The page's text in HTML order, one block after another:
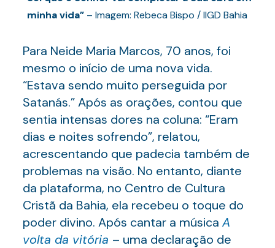
minha vida” – Imagem: Rebeca Bispo / IIGD Bahia
Para Neide Maria Marcos, 70 anos, foi
mesmo o início de uma nova vida.
“Estava sendo muito perseguida por
Satanás.” Após as orações, contou que
sentia intensas dores na coluna: “Eram
dias e noites sofrendo”, relatou,
acrescentando que padecia também de
problemas na visão. No entanto, diante
da plataforma, no Centro de Cultura
Cristã da Bahia, ela recebeu o toque do
poder divino. Após cantar a música A
volta da vitória – uma declaração de